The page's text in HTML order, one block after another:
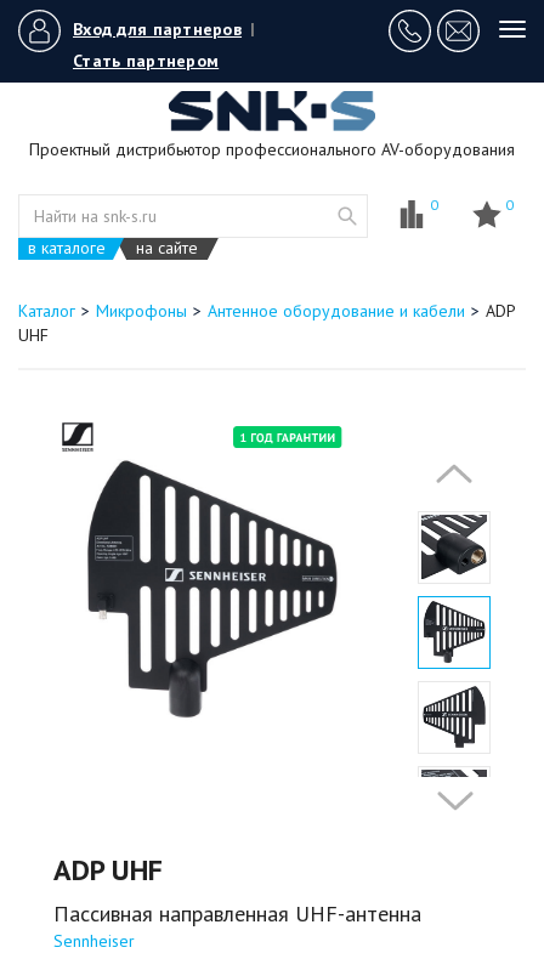
Вход для партнеров |
Стать партнером
Проектный дистрибьютор профессионального AV-оборудования
в каталоге на сайте
0 0
Каталог Микрофоны Антенное оборудование и кабели
ADP
UHF
ADP UHF
Пассивная направленная UHF-антенна
Sennheiser